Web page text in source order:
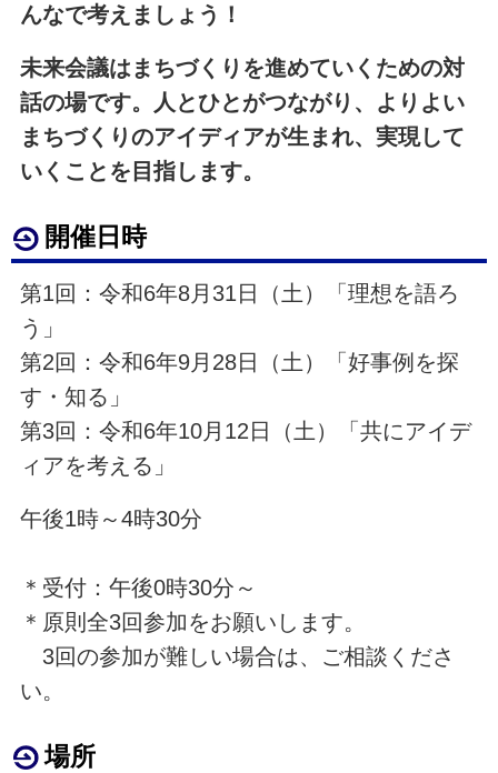
んなで考えましょう！
未来会議はまちづくりを進めていくための対
話の場です。人とひとがつながり、よりよい
まちづくりのアイディアが生まれ、実現して
いくことを目指します。
開催日時
第1回：令和6年8月31日（土）「理想を語ろ
う」
第2回：令和6年9月28日（土）「好事例を探
す・知る」
第3回：令和6年10月12日（土）「共にアイデ
ィアを考える」
午後1時～4時30分
＊受付：午後0時30分～
＊原則全3回参加をお願いします。
3回の参加が難しい場合は、ご相談くださ
い。
場所